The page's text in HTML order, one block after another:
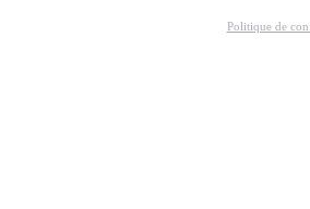
Politique de